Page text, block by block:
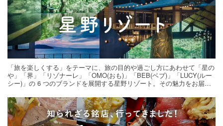
「旅を楽しくする」をテーマに、旅の目的や過ごし方にあわせて「星の
や」「界」「リゾナーレ」「OMO(おも)」「BEB(ベブ)」「LUCY(ルー
シー)」の 6 つのブランドを展開する星野リゾート。その魅力をお届け